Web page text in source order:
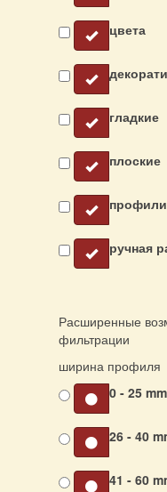
цвета
гладкие
плоские
ручная
Расширенные
фильтрации
ширина профиля
0 - 25
26 - 40
41 - 60